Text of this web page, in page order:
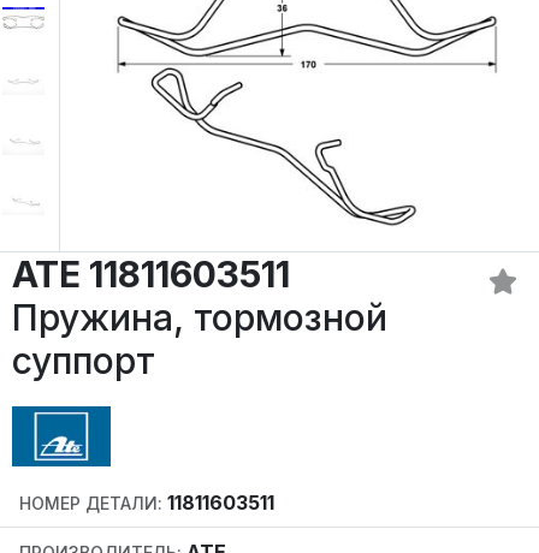
ATE 11811603511
Пружина, тормозной
суппорт
НОМЕР ДЕТАЛИ: 11811603511